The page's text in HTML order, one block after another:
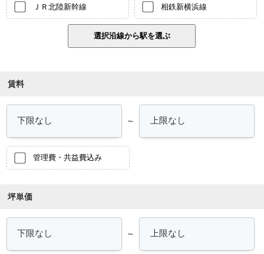
ＪＲ北陸新幹線 相鉄新横浜線
賃料
～
管理費・共益費込み
坪単価
～